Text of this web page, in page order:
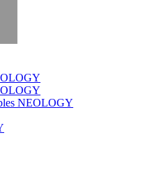
NEOLOGY